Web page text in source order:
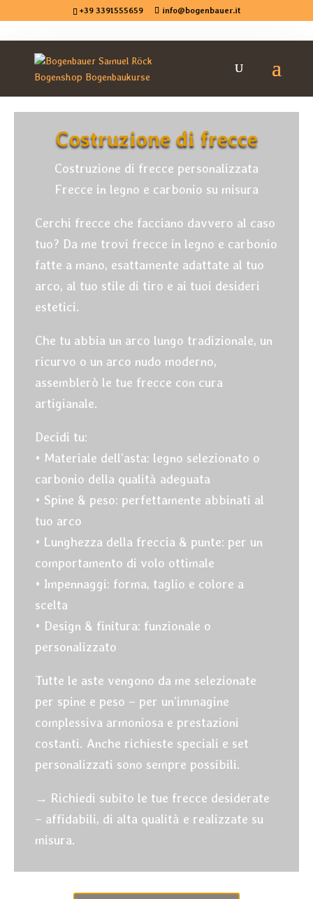
+39 3391555659 info@bogenbauer.it
Costruzione di frecce
Costruzione di frecce personalizzata
Frecce in legno e carbonio su misura
Cerchi frecce che facciano davvero al caso
tuo? Da me trovi frecce in legno e carbonio
fatte a mano, esattamente adattate al tuo
arco, al tuo stile di tiro e ai tuoi desideri
estetici.
Che tu abbia un arco lungo tradizionale, un
ricurvo o un arco nudo moderno,
assemblerò le tue frecce con cura
artigianale.
Decidi tu:
• Materiale dell’asta: legno selezionato o
carbonio della qualità adeguata
• Spine & peso: perfettamente abbinati al
tuo arco
• Lunghezza della freccia & punte: per un
comportamento di volo ottimale
• Impennaggi: forma, taglio e colore a
scelta
• Design & finitura: funzionale o
personalizzato
Tutte le aste vengono da me selezionate
per spine e peso – per un’immagine
complessiva armoniosa e prestazioni
costanti. Anche richieste speciali e set
personalizzati sono sempre possibili.
→ Richiedi subito le tue frecce desiderate
– affidabili, di alta qualità e realizzate su
misura.